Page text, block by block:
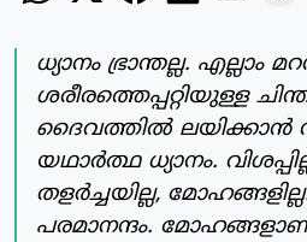
ധ്യാനം ഭ്രാന്തല്ല. എല്ലാം
ശരീരത്തെപ്പറ്റിയുള്ള
ദൈവത്തില്‍ ലയിക്കാന്‍
യഥാര്‍ത്ഥ ധ്യാനം.
തളര്‍ച്ചയില്ല,
പരമാനന്ദം.